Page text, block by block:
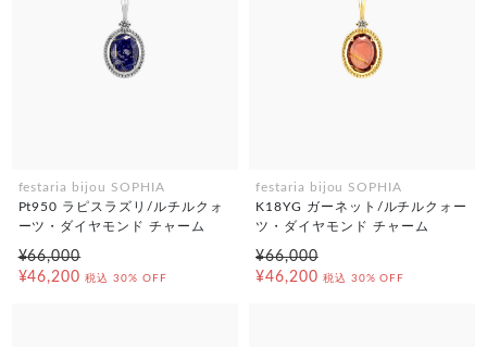
festaria bijou SOPHIA
Pt950 ラピスラズリ/ルチルクォ
ーツ・ダイヤモンド チャーム
¥66,000
¥46,200 税込 30% OFF
festaria bijou SOPHIA
K18YG ガーネット/ルチルクォー
ツ・ダイヤモンド チャーム
¥66,000
¥46,200 税込 30% OFF